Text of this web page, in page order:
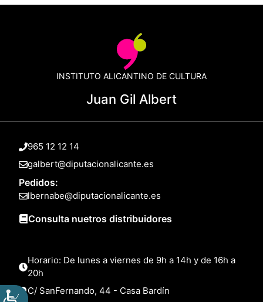
INSTITUTO ALICANTINO DE CULTURA
Juan Gil Albert
965 12 12 14
galbert@diputacionalicante.es
Pedidos:
lbernabe@diputacionalicante.es
Consulta nuetros distribuidores
Horario: De lunes a viernes de 9h a 14h y de 16h a
20h
C/ SanFernando, 44 - Casa Bardín